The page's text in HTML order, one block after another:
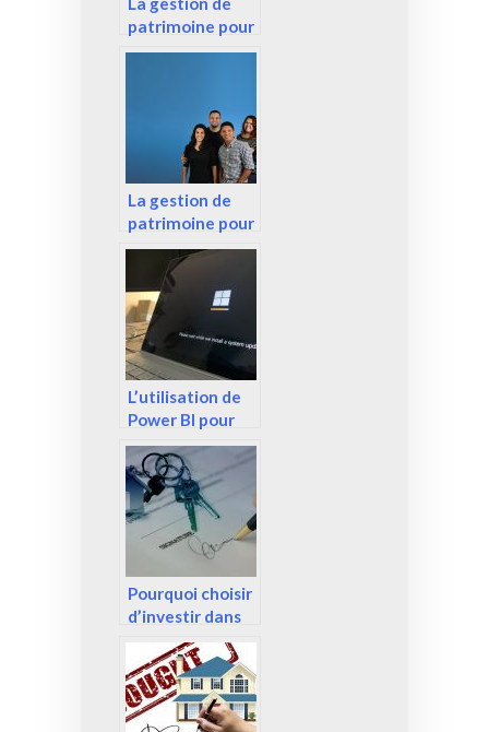
patrimoine pour
votre famille, un
La gestion de
patrimoine pour
votre famille, un
investissement
important
L’utilisation de
Power BI pour
vos données :
investir dans un
outil efficace
Pourquoi choisir
d’investir dans
l’immobilier ?